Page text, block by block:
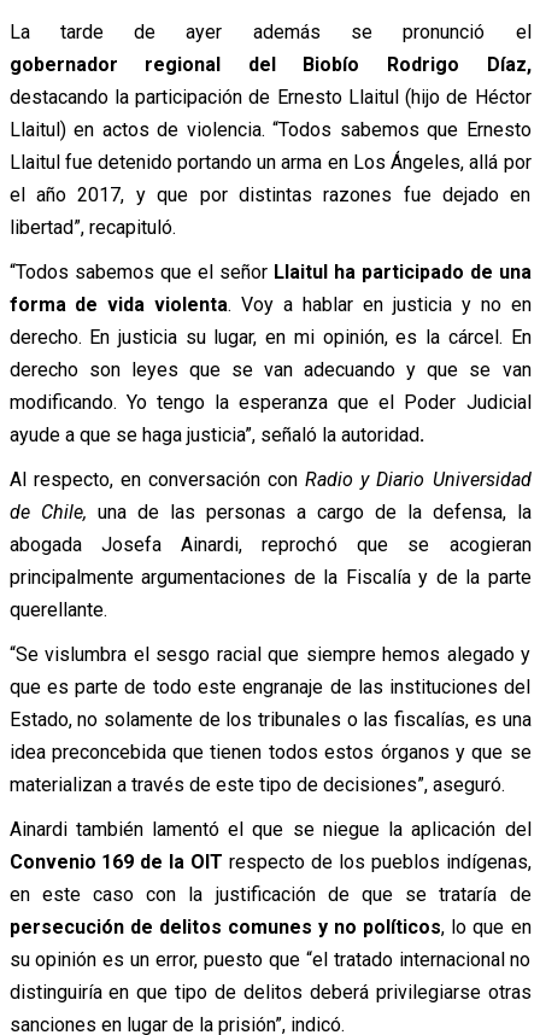
La tarde de ayer además se pronunció el
gobernador regional del Biobío Rodrigo Díaz,
destacando la participación de Ernesto Llaitul (hijo de Héctor
Llaitul) en actos de violencia. “Todos sabemos que Ernesto
Llaitul fue detenido portando un arma en Los Ángeles, allá por
el año 2017, y que por distintas razones fue dejado en
libertad”, recapituló.
“Todos sabemos que el señor Llaitul ha participado de una
forma de vida violenta. Voy a hablar en justicia y no en
derecho. En justicia su lugar, en mi opinión, es la cárcel. En
derecho son leyes que se van adecuando y que se van
modificando. Yo tengo la esperanza que el Poder Judicial
ayude a que se haga justicia”, señaló la autoridad.
Al respecto, en conversación conRadio y Diario Universidad
de Chile, una de las personas a cargo de la defensa, la
abogada Josefa Ainardi, reprochó que se acogieran
principalmente argumentaciones de la Fiscalía y de la parte
querellante.
“Se vislumbra el sesgo racial que siempre hemos alegado y
que es parte de todo este engranaje de las instituciones del
Estado, no solamente de los tribunales o las fiscalías, es una
idea preconcebida que tienen todos estos órganos y que se
materializan a través de este tipo de decisiones”, aseguró.
Ainardi también lamentó el que se niegue la aplicación del
Convenio 169 de la OIT respecto de los pueblos indígenas,
en este caso con la justificación de que se trataría de
persecución de delitos comunes y no políticos, lo que en
su opinión es un error, puesto que “el tratado internacional no
distinguiría en que tipo de delitos deberá privilegiarse otras
sanciones en lugar de la prisión”, indicó.